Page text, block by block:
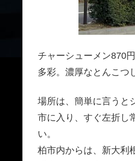
チャーシューメン870
多彩。濃厚なとんこつ
場所は、簡単に言うと
市に入り、すぐ左折し
い。
柏市内からは、新大利